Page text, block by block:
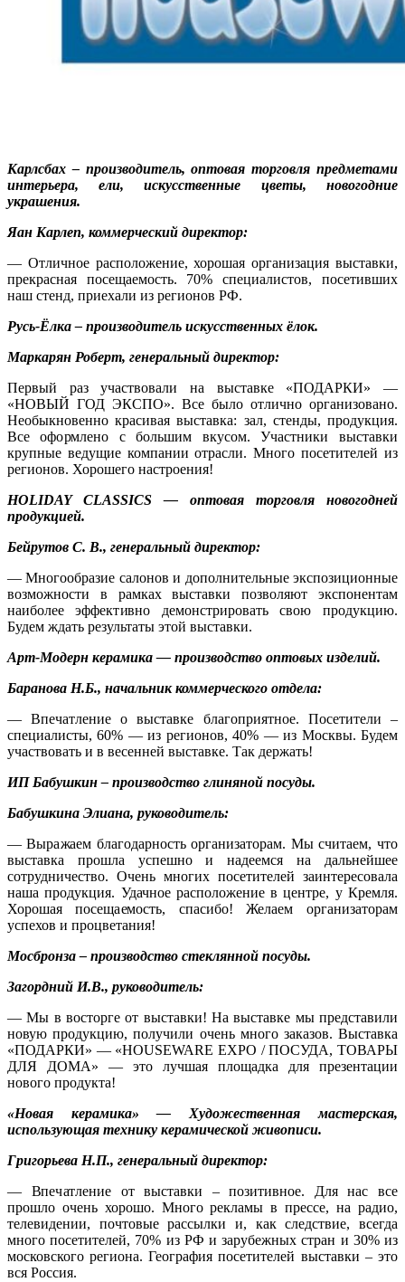
Карлсбах – производитель, оптовая торговля предметами
интерьера, ели, искусственные цветы, новогодние
украшения.
Яан Карлеп, коммерческий директор:
— Отличное расположение, хорошая организация выставки,
прекрасная посещаемость. 70% специалистов, посетивших
наш стенд, приехали из регионов РФ.
Русь-Ёлка – производитель искусственных ёлок.
Маркарян Роберт, генеральный директор:
Первый раз участвовали на выставке «ПОДАРКИ» —
«НОВЫЙ ГОД ЭКСПО». Все было отлично организовано.
Необыкновенно красивая выставка: зал, стенды, продукция.
Все оформлено с большим вкусом. Участники выставки
крупные ведущие компании отрасли. Много посетителей из
регионов. Хорошего настроения!
HOLIDAY CLASSICS — оптовая торговля новогодней
продукцией.
Бейрутов С. В., генеральный директор:
— Многообразие салонов и дополнительные экспозиционные
возможности в рамках выставки позволяют экспонентам
наиболее эффективно демонстрировать свою продукцию.
Будем ждать результаты этой выставки.
Арт-Модерн керамика — производство оптовых изделий.
Баранова Н.Б., начальник коммерческого отдела:
— Впечатление о выставке благоприятное. Посетители –
специалисты, 60% — из регионов, 40% — из Москвы. Будем
участвовать и в весенней выставке. Так держать!
ИП Бабушкин – производство глиняной посуды.
Бабушкина Элиана, руководитель:
— Выражаем благодарность организаторам. Мы считаем, что
выставка прошла успешно и надеемся на дальнейшее
сотрудничество. Очень многих посетителей заинтересовала
наша продукция. Удачное расположение в центре, у Кремля.
Хорошая посещаемость, спасибо! Желаем организаторам
успехов и процветания!
Мосбронза – производство стеклянной посуды.
Загордний И.В., руководитель:
— Мы в восторге от выставки! На выставке мы представили
новую продукцию, получили очень много заказов. Выставка
«ПОДАРКИ» — «HOUSEWARE EXPO / ПОСУДА, ТОВАРЫ
ДЛЯ ДОМА» — это лучшая площадка для презентации
нового продукта!
«Новая керамика» — Художественная мастерская,
использующая технику керамической живописи.
Григорьева Н.П., генеральный директор:
— Впечатление от выставки – позитивное. Для нас все
прошло очень хорошо. Много рекламы в прессе, на радио,
телевидении, почтовые рассылки и, как следствие, всегда
много посетителей, 70% из РФ и зарубежных стран и 30% из
московского региона. География посетителей выставки – это
вся Россия.